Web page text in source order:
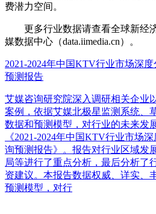
费潜力空间。
更多行业数据请查看全球新经
媒数据中心（data.iimedia.cn）。
2021-2024年中国KTV行业市场深
预测报告
艾媒咨询研究院深入调研相关企业
案例，依据艾媒北极星监测系统、
数据和预测模型，对行业的未来发
《2021-2024年中国KTV行业市场
询预测报告》。报告对行业区域发
局等进行了重点分析，最后分析了
资建议。本报告数据权威、详实、
预测模型，对行